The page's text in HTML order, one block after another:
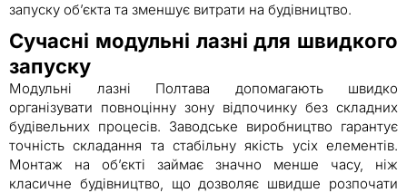
запуску об’єкта та зменшує витрати на будівництво.
Сучасні модульні лазні для швидкого
запуску
Модульні лазні Полтава допомагають швидко
організувати повноцінну зону відпочинку без складних
будівельних процесів. Заводське виробництво гарантує
точність складання та стабільну якість усіх елементів.
Монтаж на об’єкті займає значно менше часу, ніж
класичне будівництво, що дозволяє швидше розпочати